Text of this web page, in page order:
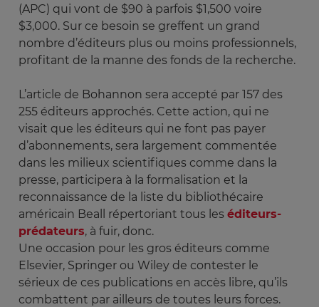
(APC) qui vont de $90 à parfois $1,500 voire
$3,000. Sur ce besoin se greffent un grand
nombre d’éditeurs plus ou moins professionnels,
profitant de la manne des fonds de la recherche.
L’article de Bohannon sera accepté par 157 des
255 éditeurs approchés. Cette action, qui ne
visait que les éditeurs qui ne font pas payer
d’abonnements, sera largement commentée
dans les milieux scientifiques comme dans la
presse, participera à la formalisation et la
reconnaissance de la liste du bibliothécaire
américain Beall répertoriant tous les éditeurs-
prédateurs, à fuir, donc.
Une occasion pour les gros éditeurs comme
Elsevier, Springer ou Wiley de contester le
sérieux de ces publications en accès libre, qu’ils
combattent par ailleurs de toutes leurs forces.